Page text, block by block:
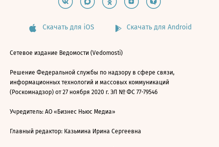
Скачать для iOS Скачать для Android
Сетевое издание Ведомости (Vedomosti)
Решение Федеральной службы по надзору в сфере связи,
информационных технологий и массовых коммуникаций
(Роскомнадзор) от 27 ноября 2020 г. ЭЛ № ФС 77-79546
Учредитель: АО «Бизнес Ньюс Медиа»
Главный редактор: Казьмина Ирина Сергеевна